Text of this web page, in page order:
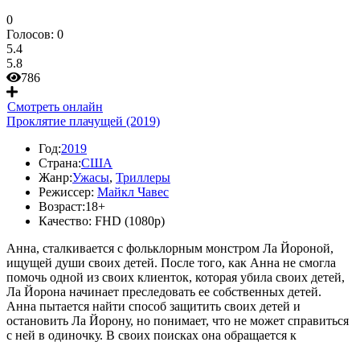
0
Голосов: 0
5.4
5.8
786
Смотреть онлайн
Проклятие плачущей (2019)
Год:2019
Страна:США
Жанр:Ужасы, Триллеры
Режиссер: Майкл Чавес
Возраст:18+
Качество: FHD (1080p)
Анна, сталкивается с фольклорным монстром Ла Йороной,
ищущей души своих детей. После того, как Анна не смогла
помочь одной из своих клиенток, которая убила своих детей,
Ла Йорона начинает преследовать ее собственных детей.
Анна пытается найти способ защитить своих детей и
остановить Ла Йорону, но понимает, что не может справиться
с ней в одиночку. В своих поисках она обращается к